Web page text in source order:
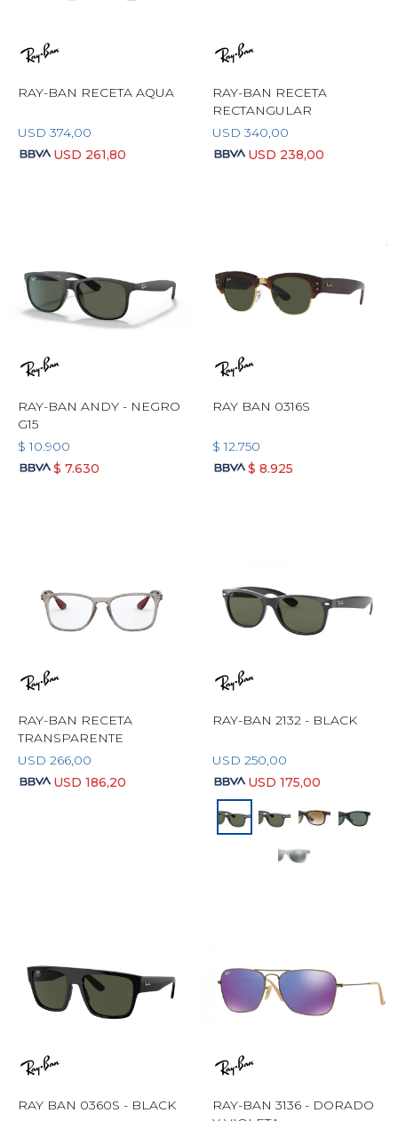
RAY-BAN RECETA AQUA
USD 374,00
USD 261,80
RAY-BAN RECETA
RECTANGULAR
USD 340,00
USD 238,00
RAY-BAN ANDY - NEGRO
G15
$ 10.900
$ 7.630
RAY BAN 0316S
$ 12.750
$ 8.925
RAY-BAN RECETA
TRANSPARENTE
USD 266,00
USD 186,20
RAY-BAN 2132 - BLACK
USD 250,00
USD 175,00
RAY BAN 0360S - BLACK
RAY-BAN 3136 - DORADO